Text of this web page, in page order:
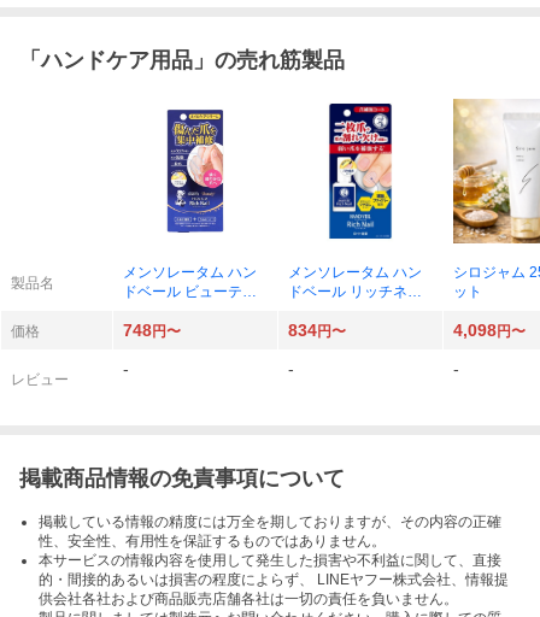
「ハンドケア用品 」の売れ筋製品
製品名
メンソレータム ハン
ドベール ビューティ
ネイル 12g×1個
メンソレータム ハン
ドベール リッチネイ
×1個
シロジャム
ット
価格 748円〜 834円〜 4,098円〜
レビュー
- - -
掲載商品情報の免責事項について
掲載している情報の精度には万全を期しておりますが、その内容の正確
性、安全性、有用性を保証するものではありません。
本サービスの情報内容を使用して発生した損害や不利益に関して、直接
的・間接的あるいは損害の程度によらず、 LINEヤフー株式会社、情報提
供会社各社および商品販売店舗各社は一切の責任を負いません。